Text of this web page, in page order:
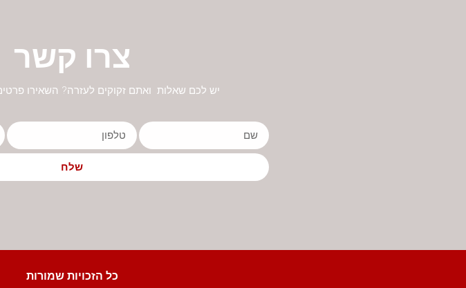
צרו קשר
יש לכם שאלות ואתם זקוקים לעזרה? השאירו
שלח
כל הזכויות שמורות